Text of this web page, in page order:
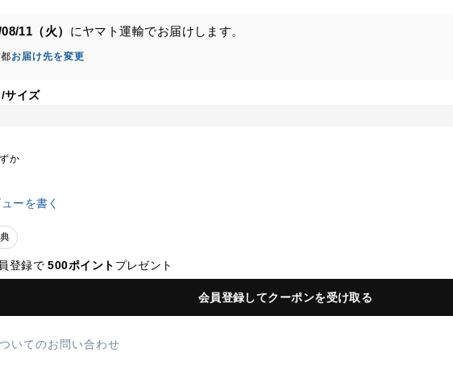
11（火） にヤマト運輸でお届けします。
お届け先を変更
サイズ
か
ーを書く
登録で500ポイント プレゼント
会員登録してクーポンを受け取る
いてのお問い合わせ